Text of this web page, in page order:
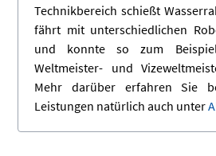
Technikbereich schießt
fährt mit unterschiedlichen
und konnte so zum
Weltmeister- und
Mehr darüber erfahren Sie
Leistungen natürlich auch unter